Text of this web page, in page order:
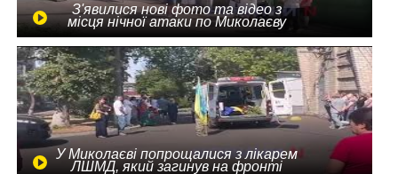
З'явилися нові фото та відео з
місця нічної атаки по Миколаєву
У Миколаєві попрощалися з лікарем
ЛШМД, який загинув на фронті